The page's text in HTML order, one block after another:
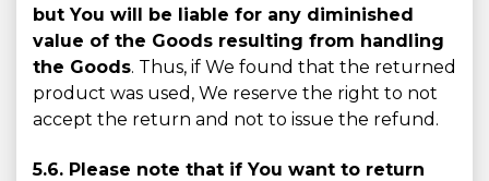
but You will be liable for any diminished
value of the Goods resulting from handling
the Goods. Thus, if We found that the returned
product was used, We reserve the right to not
accept the return and not to issue the refund.
5.6. Please note that if You want to return